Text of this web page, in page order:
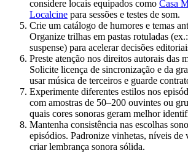
considere locais equipados como Casa
Localcine para sessões e testes de som.
Crie um catálogo de humores e temas
Organize trilhas em pastas rotuladas
suspense) para acelerar decisões
Preste atenção nos direitos autorais das
Solicite licença de sincronização e da
usar música de terceiros e guarde
Experimente diferentes estilos nos
com amostras de 50–200 ouvintes ou
quais cores sonoras geram melhor
Mantenha consistência nas escolhas
episódios. Padronize vinhetas, níveis de
criar lembrança sonora sólida.